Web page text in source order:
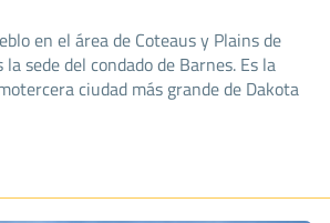
en el área de Coteaus y Plains de
sede del condado de Barnes. Es la
ciudad más grande de Dakota